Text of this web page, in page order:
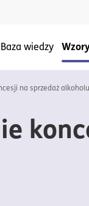
Baza wiedzy
na sprzedaż